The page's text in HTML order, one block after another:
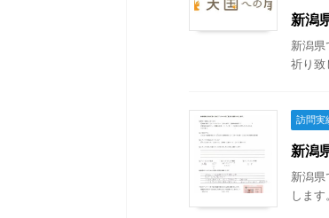
新潟
新潟県
祈り致
訪問実
新潟
新潟県
しま